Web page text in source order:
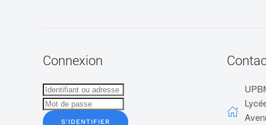
Connexion
S'IDENTIFIER